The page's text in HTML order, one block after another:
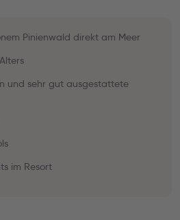
Pinienwald direkt am Meer
und sehr gut ausgestattete
im Resort